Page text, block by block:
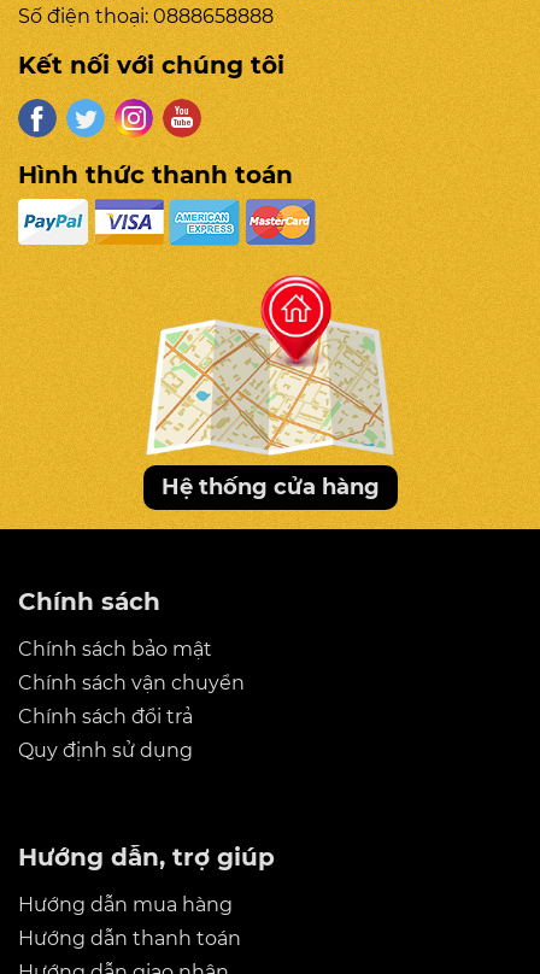
Số điện thoại: 0888658888
Kết nối với chúng tôi
Hình thức thanh toán
Hệ thống cửa hàng
Chính sách
Chính sách bảo mật
Chính sách vận chuyển
Chính sách đổi trả
Quy định sử dụng
Hướng dẫn, trợ giúp
Hướng dẫn mua hàng
Hướng dẫn thanh toán